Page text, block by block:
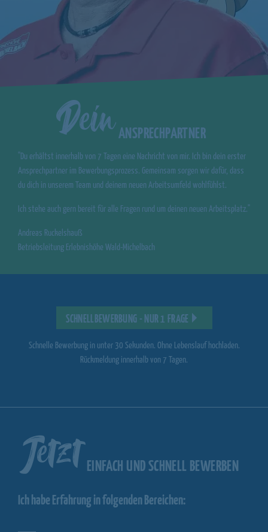
DeinANSPRECHPARTNER
"Du erhältst innerhalb von 7 Tagen eine Nachricht von mir. Ich bin dein erster
Ansprechpartner im Bewerbungsprozess. Gemeinsam sorgen wir dafür, dass
du dich in unserem Team und deinem neuen Arbeitsumfeld wohlfühlst.
Ich stehe auch gern bereit für alle Fragen rund um deinen neuen Arbeitsplatz."
Andreas Ruckelshauß
Betriebsleitung Erlebnishöhe Wald-Michelbach
SCHNELLBEWERBUNG - NUR 1 FRAGE
Schnelle Bewerbung in unter 30 Sekunden. Ohne Lebenslauf hochladen.
Rückmeldung innerhalb von 7 Tagen.
Jetzt EINFACH UND SCHNELL BEWERBEN
Ich habe Erfahrung in folgenden Bereichen: